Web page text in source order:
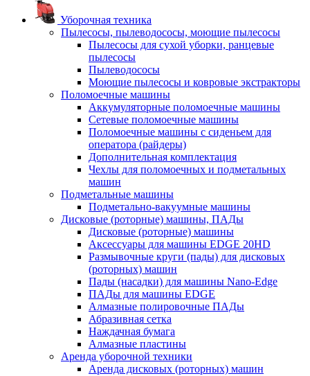
Уборочная техника
Пылесосы, пылеводососы, моющие пылесосы
Пылесосы для сухой уборки, ранцевые
пылесосы
Пылеводососы
Моющие пылесосы и ковровые экстракторы
Поломоечные машины
Аккумуляторные поломоечные машины
Сетевые поломоечные машины
Поломоечные машины с сиденьем для
оператора (райдеры)
Дополнительная комплектация
Чехлы для поломоечных и подметальных
машин
Подметальные машины
Подметально-вакуумные машины
Дисковые (роторные) машины, ПАДы
Дисковые (роторные) машины
Аксессуары для машины EDGE 20HD
Размывочные круги (пады) для дисковых
(роторных) машин
Пады (насадки) для машины Nano-Edge
ПАДы для машины EDGE
Алмазные полировочные ПАДы
Абразивная сетка
Наждачная бумага
Алмазные пластины
Аренда уборочной техники
Аренда дисковых (роторных) машин